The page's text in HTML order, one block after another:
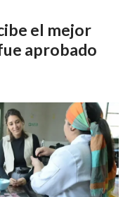
el mejor
aprobado